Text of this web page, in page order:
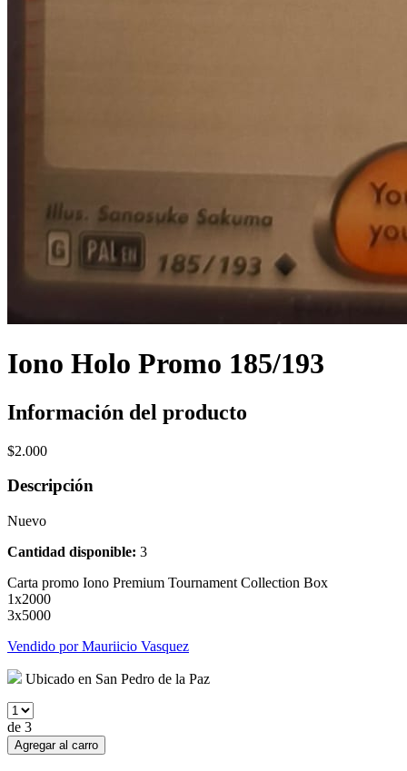
Iono Holo Promo 185/193
Información del producto
$2.000
Descripción
Nuevo
Cantidad disponible: 3
Carta promo Iono Premium Tournament Collection Box
1x2000
3x5000
Vendido porMauriicio Vasquez
Ubicado en San Pedro de la Paz
de 3
Agregar al carro